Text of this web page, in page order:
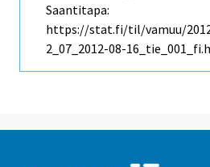
Saantitapa:
https://stat.fi/til/vamuu/
2_07_2012-08-